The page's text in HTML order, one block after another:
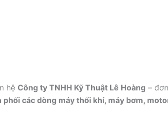
hệ Công ty TNHH Kỹ Thuật Lê Hoàng –
phối các dòng máy thổi khí, máy bơm,